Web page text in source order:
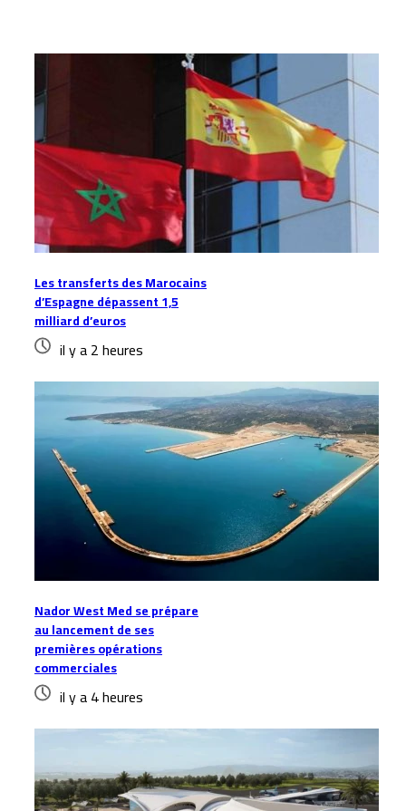
Les transferts des Marocains
d’Espagne dépassent 1,5
milliard d’euros
il y a 2 heures
Nador West Med se prépare
au lancement de ses
premières opérations
commerciales
il y a 4 heures